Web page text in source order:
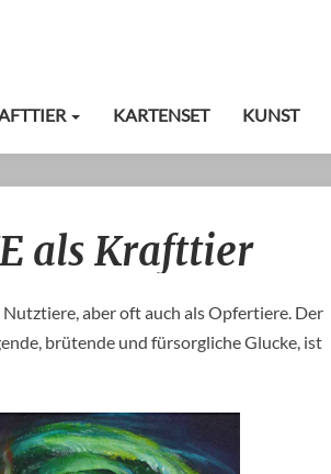
KARTENSET KUNST
als Krafttier
aber oft auch als Opfertiere. Der
brütende und fürsorgliche Glucke, ist